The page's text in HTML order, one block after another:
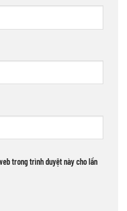
trong trình duyệt này cho lần